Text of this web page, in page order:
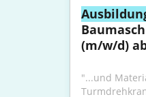
(m/w/d)
"...und